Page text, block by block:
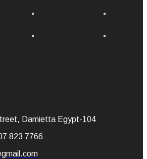
Damietta Egypt-104
823 7766